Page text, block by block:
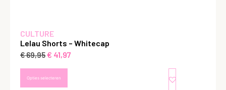
CULTURE
Lelau Shorts – Whitecap
€69,95€ 41,97
Opties selecteren